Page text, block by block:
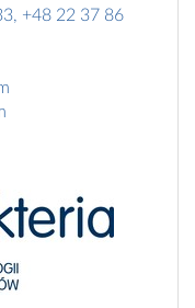
+48 22 37 86